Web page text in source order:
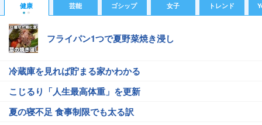
健康 芸能 ゴシップ 女子 トレンド
フライパン1つで夏野菜焼き浸し
冷蔵庫を見れば貯まる家かわかる
こじるり「人生最高体重」を更新
夏の寝不足 食事制限でも太る訳